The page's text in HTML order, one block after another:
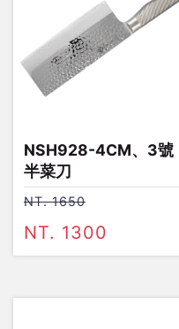
NSH928-4CM、3號
半菜刀
NT. 1650
NT. 1300